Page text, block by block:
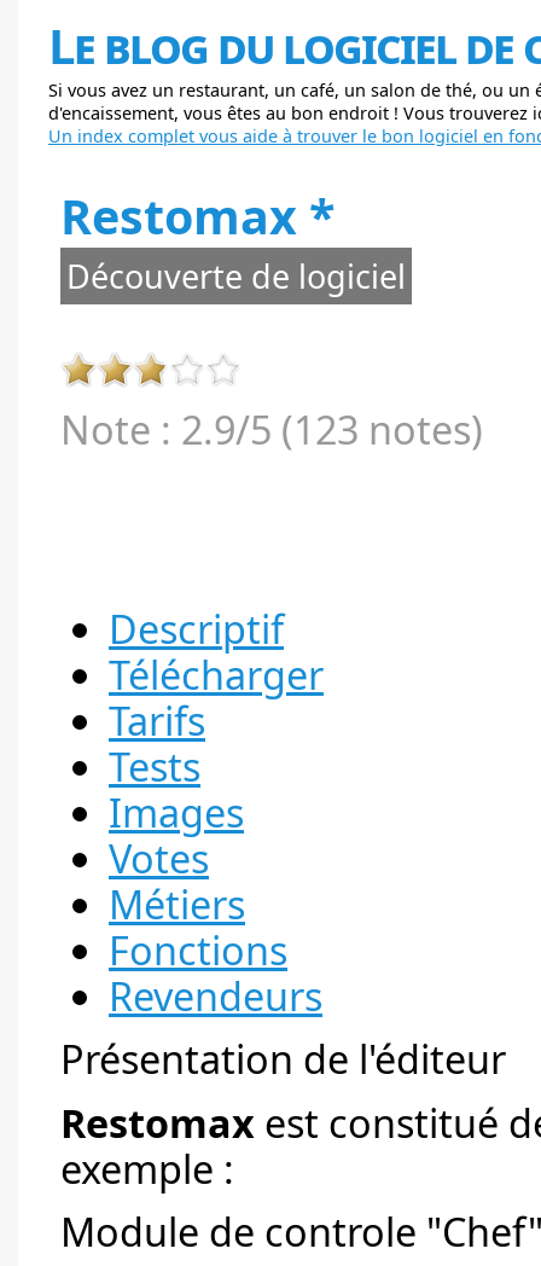
Le blog du logiciel de
Si vous avez un restaurant, un café, un salon de thé, ou
d'encaissement, vous êtes au bon endroit ! Vous
Un index complet vous aide à trouver le bon logiciel en
Restomax *
Découverte de logiciel
Note : 2.9/5 (123 notes)
Descriptif
Télécharger
Tarifs
Tests
Images
Votes
Métiers
Fonctions
Revendeurs
Présentation de l'éditeur
Restomax est constitué
exemple :
Module de controle